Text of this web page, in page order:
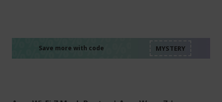
Save more with code